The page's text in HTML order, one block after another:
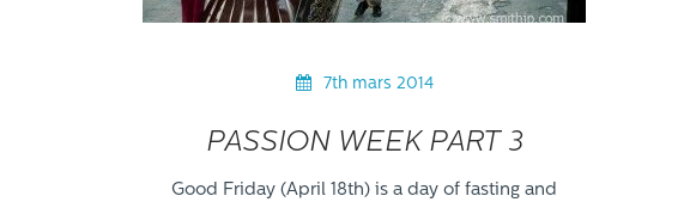
7th mars 2014
PASSION WEEK PART 3
Good Friday (April 18th) is a day of fasting and